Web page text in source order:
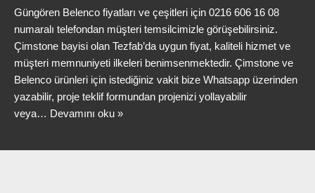
Güngören Belenco fiyatları ve çeşitleri için 0216 606 16 08
numaralı telefondan müşteri temsilcimizle görüşebilirsiniz.
Çimstone bayisi olan Tezfab’da uygun fiyat, kaliteli hizmet ve
müşteri memnuniyeti ilkeleri benimsenmektedir. Çimstone ve
Belenco ürünleri için istediğiniz vakit bize Whatsapp üzerinden
yazabilir, proje teklif formundan projenizi yollayabilir
veya… Devamını oku »